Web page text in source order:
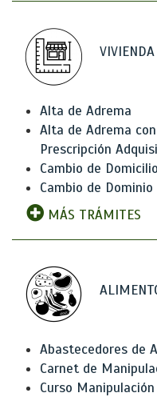
Alta de Adrema
Alta de Adrema
Prescripción
Cambio de
Cambio de Dominio
MÁS TRÁMITES
Abastecedores de
Carnet de
Curso